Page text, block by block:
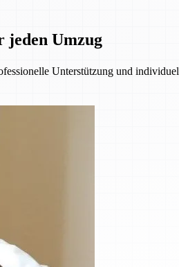
jeden Umzug
Unterstützung und